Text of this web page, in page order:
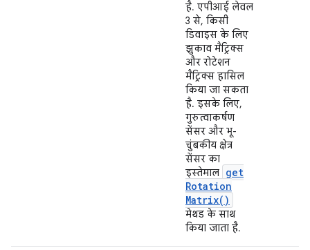
है. एपीआई लेवल
3 से, किसी
डिवाइस के लिए
झुकाव मैट्रिक्स
और रोटेशन
मैट्रिक्स हासिल
किया जा सकता
है. इसके लिए,
गुरुत्वाकर्षण
सेंसर और भू-
चुंबकीय क्षेत्र
सेंसर का
इस्तेमाल get
Rotation
Matrix( )
मेथड के साथ
किया जाता है.